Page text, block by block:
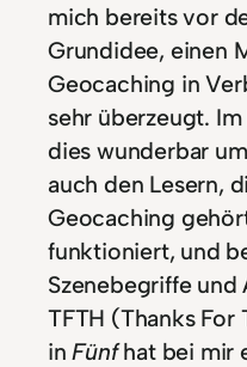
mich bereits vor
Grundidee, einen
Geocaching in
sehr überzeugt.
dies wunderbar
auch den Lesern,
Geocaching
funktioniert, und
Szenebegriffe
TFTH (Thanks For
inFünfhat bei mir